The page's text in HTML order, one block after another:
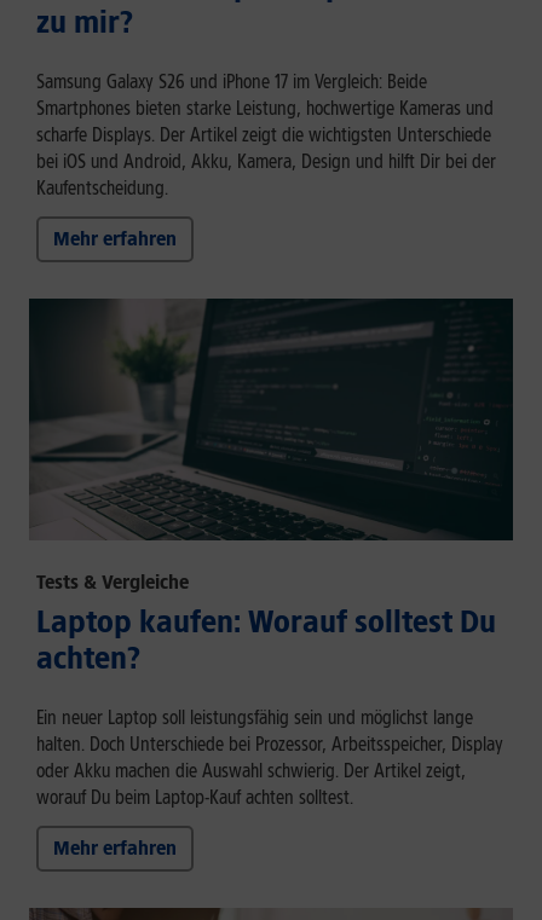
zu mir?
Samsung Galaxy S26 und iPhone 17 im Vergleich: Beide
Smartphones bieten starke Leistung, hochwertige Kameras und
scharfe Displays. Der Artikel zeigt die wichtigsten Unterschiede
bei iOS und Android, Akku, Kamera, Design und hilft Dir bei der
Kaufentscheidung.
Mehr erfahren
Tests & Vergleiche
Laptop kaufen: Worauf solltest Du
achten?
Ein neuer Laptop soll leistungsfähig sein und möglichst lange
halten. Doch Unterschiede bei Prozessor, Arbeitsspeicher, Display
oder Akku machen die Auswahl schwierig. Der Artikel zeigt,
worauf Du beim Laptop-Kauf achten solltest.
Mehr erfahren